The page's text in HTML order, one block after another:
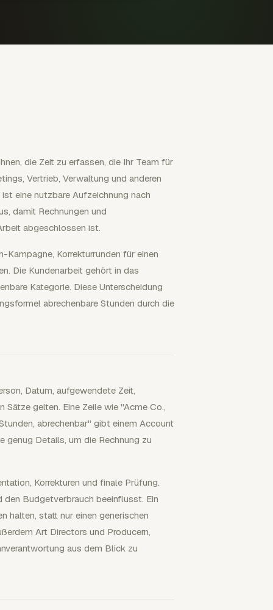
die Zeit zu erfassen, die Ihr Team für
Vertrieb, Verwaltung und anderen
eine nutzbare Aufzeichnung nach
damit Rechnungen und
abgeschlossen ist.
Kampagne, Korrekturrunden für einen
Die Kundenarbeit gehört in das
Kategorie. Diese Unterscheidung
abrechenbare Stunden durch die
Datum, aufgewendete Zeit,
gelten. Eine Zeile wie "Acme Co.,
abrechenbar" gibt einem Account
genug Details, um die Rechnung zu
Korrekturen und finale Prüfung.
Budgetverbrauch beeinflusst. Ein
halten, statt nur einen generischen
Art Directors und Producern,
aus dem Blick zu